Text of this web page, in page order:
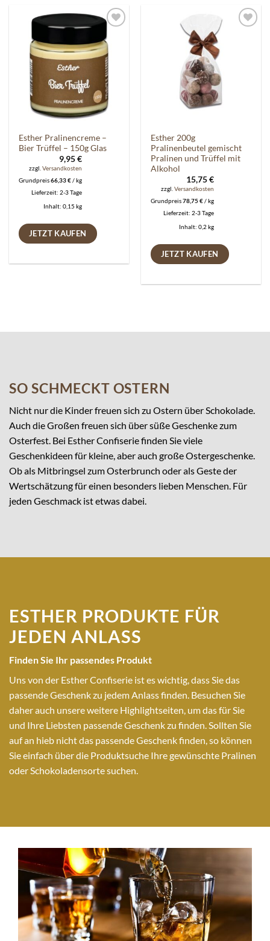
Auf die
Wunschliste
Esther Pralinencreme –
Bier Trüffel – 150g Glas
9,95€
zzgl.Versandkosten
Grundpreis66,33€/kg
Lieferzeit:2-3 Tage
Inhalt: 0,15kg
JETZT KAUFEN
Wunschliste
Esther 200g
Pralinenbeutel gemischt
Pralinen und Trüffel mit
Alkohol
15,75€
zzgl.Versandkosten
Grundpreis78,75€/kg
Lieferzeit:2-3 Tage
Inhalt: 0,2kg
JETZT KAUFEN
SO SCHMECKT OSTERN
Nicht nur die Kinder freuen sich zu Ostern über Schokolade.
Auch die Großen freuen sich über süße Geschenke zum
Osterfest. Bei Esther Confiserie finden Sie viele
Geschenkideen für kleine, aber auch große Ostergeschenke.
Ob als Mitbringsel zum Osterbrunch oder als Geste der
Wertschätzung für einen besonders lieben Menschen. Für
jeden Geschmack ist etwas dabei.
ESTHER PRODUKTE FÜR
JEDEN ANLASS
Finden Sie Ihr passendes Produkt
Uns von der Esther Confiserie ist es wichtig, dass Sie das
passende Geschenk zu jedem Anlass finden. Besuchen Sie
daher auch unsere weitere Highlightseiten, um das für Sie
und Ihre Liebsten passende Geschenk zu finden. Sollten Sie
auf an hieb nicht das passende Geschenk finden, so können
Sie einfach über die Produktsuche Ihre gewünschte Pralinen
oder Schokoladensorte suchen.